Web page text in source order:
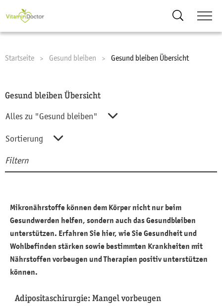
Startseite Gesund bleiben Current:
Gesund bleiben Übersicht
Gesund bleiben Übersicht
Alles zu "Gesund bleiben"
Alles zu "Gesund bleiben"
Abnehmen
Gesundes Altern (45+)
Kinder
Kinderwunsch
Krebsvorbeugung
Reisen
Sortierung
Sortierung
Filtern
Mikronährstoffe können dem Körper nicht nur beim
Gesundwerden helfen, sondern auch das Gesundbleiben
unterstützen. Erfahren Sie hier, wie Sie Gesundheit und
Wohlbefinden stärken sowie bestimmten Krankheiten mit
Nährstoffen vorbeugen und Therapien positiv unterstützen
können.
Adipositaschirurgie: Mangel vorbeugen